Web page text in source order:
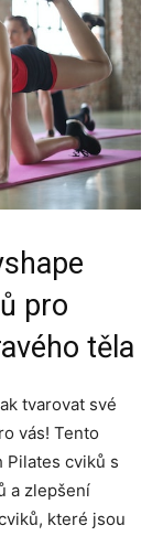
pro
těla
tvarovat své
vás! Tento
cviků s
a zlepšení
které jsou